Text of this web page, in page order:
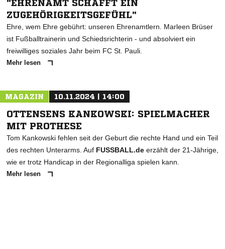
"EHRENAMT SCHAFFT EIN
ZUGEHÖRIGKEITSGEFÜHL"
Ehre, wem Ehre gebührt: unseren Ehrenamtlern. Marleen Brüser
ist Fußballtrainerin und Schiedsrichterin - und absolviert ein
freiwilliges soziales Jahr beim FC St. Pauli.
Mehr lesen
MAGAZIN 10.11.2024 | 14:00
OTTENSENS KANKOWSKI: SPIELMACHER
MIT PROTHESE
Tom Kankowski fehlen seit der Geburt die rechte Hand und ein Teil
des rechten Unterarms. Auf FUSSBALL.de erzählt der 21-Jährige,
wie er trotz Handicap in der Regionalliga spielen kann.
Mehr lesen